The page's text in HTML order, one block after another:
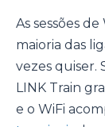
As sessões
maioria das
vezes quiser.
LINK Train
e o WiFi